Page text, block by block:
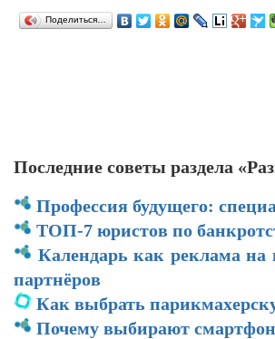
Поделиться…
Последние советы раздела
Профессия будущего:
ТОП-7 юристов по
Календарь как реклама
партнёров
Как выбрать
Почему выбирают